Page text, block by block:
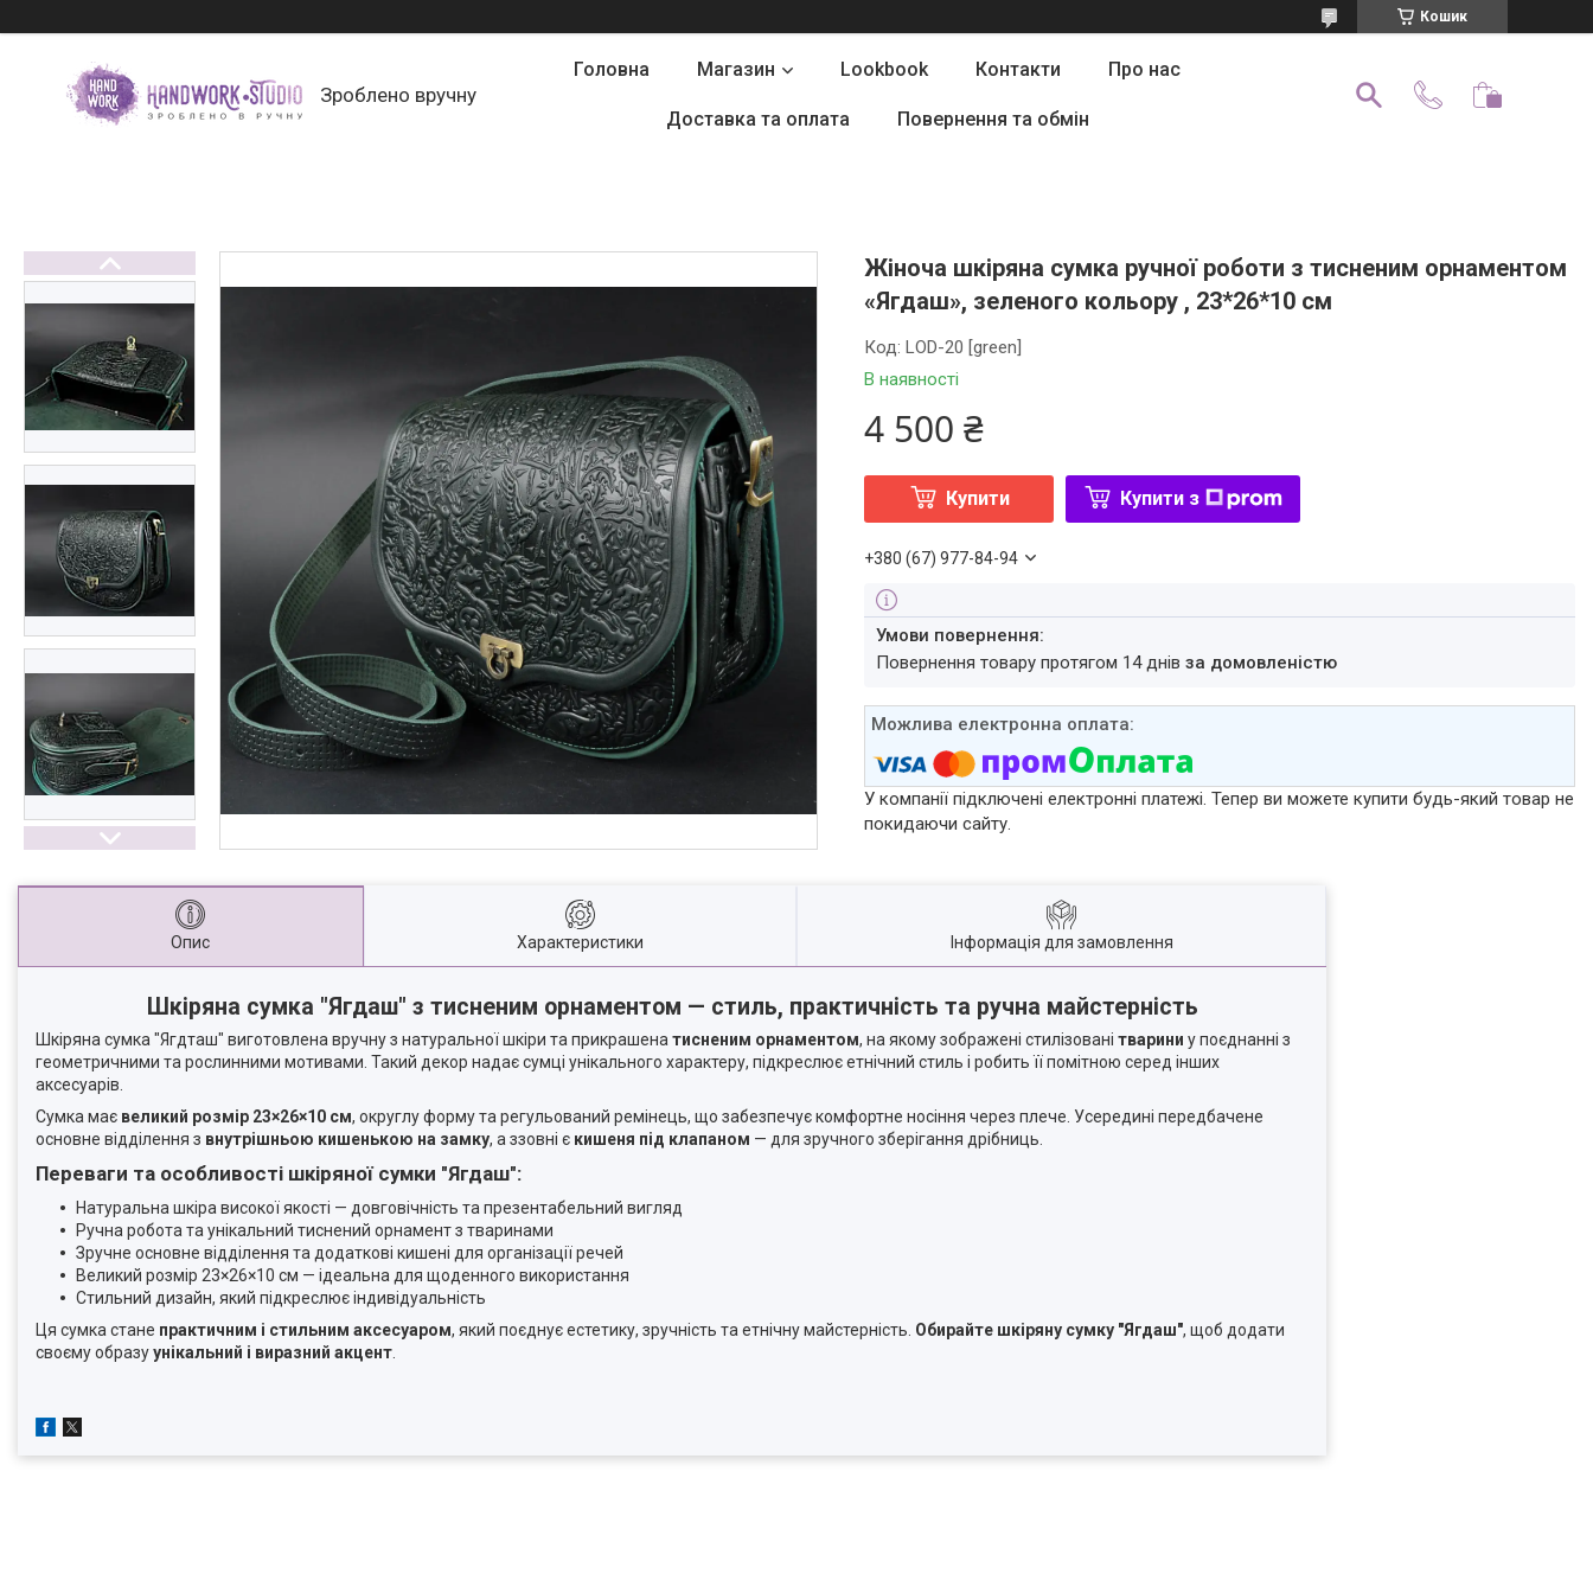
Кошик
Зроблено вручну
Головна Магазин Lookbook Контакти Про нас
Доставка та оплата Повернення та обмін
Жіноча шкіряна сумка ручної роботи з тисненим орнаментом
«Ягдаш», зеленого кольору , 23*26*10 см
В наявності
Код:LOD-20 [green]
4 500 ₴
Купити Купити з
+380 (67) 977-84-94
повернення товару протягом 14 днівза домовленістю
У компанії підключені електронні платежі. Тепер ви можете купити будь-який товар не
покидаючи сайту.
Опис Характеристики Інформація для замовлення
Шкіряна сумка "Ягдаш" з тисненим орнаментом — стиль, практичність та ручна майстерність
Шкіряна сумка "Ягдташ" виготовлена вручну з натуральної шкіри та прикрашена тисненим орнаментом, на якому зображені стилізовані тварини у поєднанні з
геометричними та рослинними мотивами. Такий декор надає сумці унікального характеру, підкреслює етнічний стиль і робить її помітною серед інших
аксесуарів.
Сумка має великий розмір 23×26×10 см, округлу форму та регульований ремінець, що забезпечує комфортне носіння через плече. Усередині передбачене
основне відділення з внутрішньою кишенькою на замку, а ззовні є кишеня під клапаном — для зручного зберігання дрібниць.
Переваги та особливості шкіряної сумки "Ягдаш":
Натуральна шкіра високої якості — довговічність та презентабельний вигляд
Ручна робота та унікальний тиснений орнамент з тваринами
Зручне основне відділення та додаткові кишені для організації речей
Великий розмір 23×26×10 см — ідеальна для щоденного використання
Стильний дизайн, який підкреслює індивідуальність
Ця сумка стане практичним і стильним аксесуаром, який поєднує естетику, зручність та етнічну майстерність. Обирайте шкіряну сумку "Ягдаш", щоб додати
своєму образуунікальний і виразний акцент